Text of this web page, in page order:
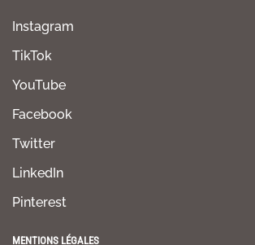
Instagram
TikTok
YouTube
Facebook
Twitter
LinkedIn
Pinterest
MENTIONS LÉGALES